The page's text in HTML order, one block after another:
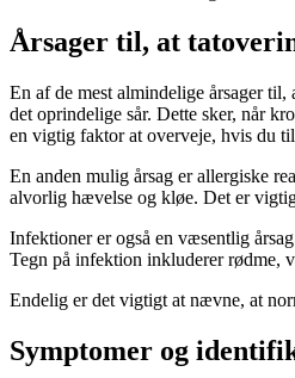
Årsager til, at
En af de mest almindelige årsager
det oprindelige sår. Dette sker, når
en vigtig faktor at overveje, hvis du
En anden mulig årsag er allergiske
alvorlig hævelse og kløe. Det er
Infektioner er også en væsentlig
Tegn på infektion inkluderer rødme,
Endelig er det vigtigt at nævne, at
Symptomer og